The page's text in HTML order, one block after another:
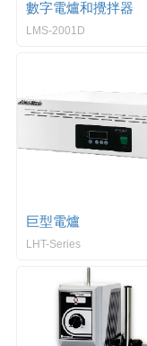
數字電爐和攪拌器
LMS-2001D
巨型電爐
LHT-Series